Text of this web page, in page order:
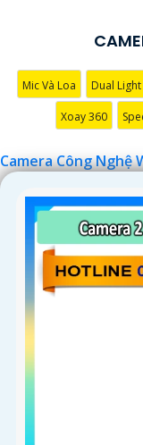
Mic Và Loa Dual Light
Xoay 360
Camera Công Nghệ